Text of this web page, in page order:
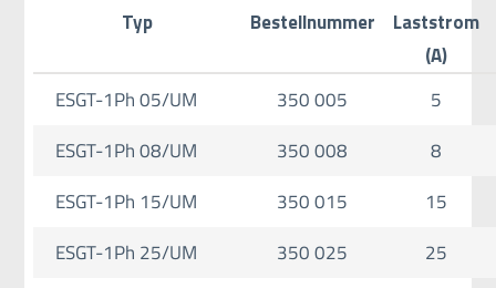
Typ Bestellnummer
Laststrom
(A)
ESGT-1Ph 05/UM
350 005
5
ESGT-1Ph 08/UM
350 008
8
ESGT-1Ph 15/UM
350 015
15
ESGT-1Ph 25/UM
350 025
25